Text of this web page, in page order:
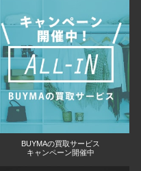
BUYMAの買取サービス
キャンペーン開催中